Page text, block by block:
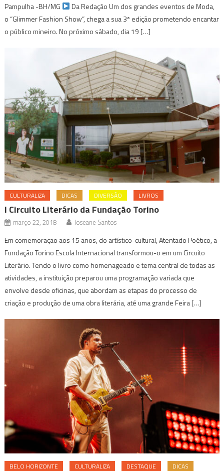
Pampulha -BH/MG
Da Redação Um dos grandes eventos de Moda,
o “Glimmer Fashion Show”, chega a sua 3ª edição prometendo encantar
o público mineiro. No próximo sábado, dia 19 […]
CULTURALIZA DICAS DIVERSÃO LIVROS
I Circuito Literário da Fundação Torino
março 22, 2018 Joseane Santos
Em comemoração aos 15 anos, do artístico-cultural, Atentado Poético, a
Fundação Torino Escola Internacional transformou-o em um Circuito
Literário. Tendo o livro como homenageado e tema central de todas as
atividades, a instituição preparou uma programação variada que
envolve desde oficinas, que abordam as etapas do processo de
criação e produção de uma obra literária, até uma grande Feira […]
BELO HORIZONTE CULTURALIZA DESTAQUE DICAS